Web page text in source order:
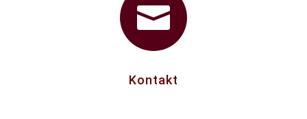

Kontakt